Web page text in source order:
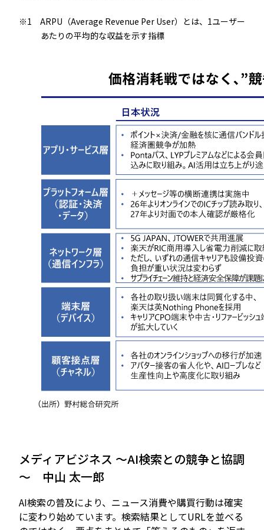
※1 ARPU（Average Revenue Per User）とは、1ユーザー
あたりの平均的な収益を示す指標
メディアビジネス ～AI検索との競争と協調
～ 中山 太一郎
AI検索の普及により、ニュース消費や購買行動は確実
に変わり始めています。検索結果としてURLを並べる